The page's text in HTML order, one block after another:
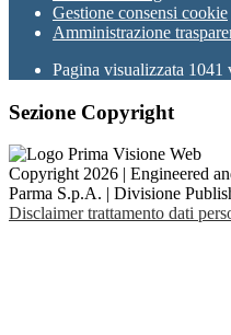
Gestione consensi cookie
Amministrazione
Pagina visualizzata 1041
Sezione Copyright
Copyright 2026 | Engineered
Parma S.p.A. | Divisione
Disclaimer trattamento dati